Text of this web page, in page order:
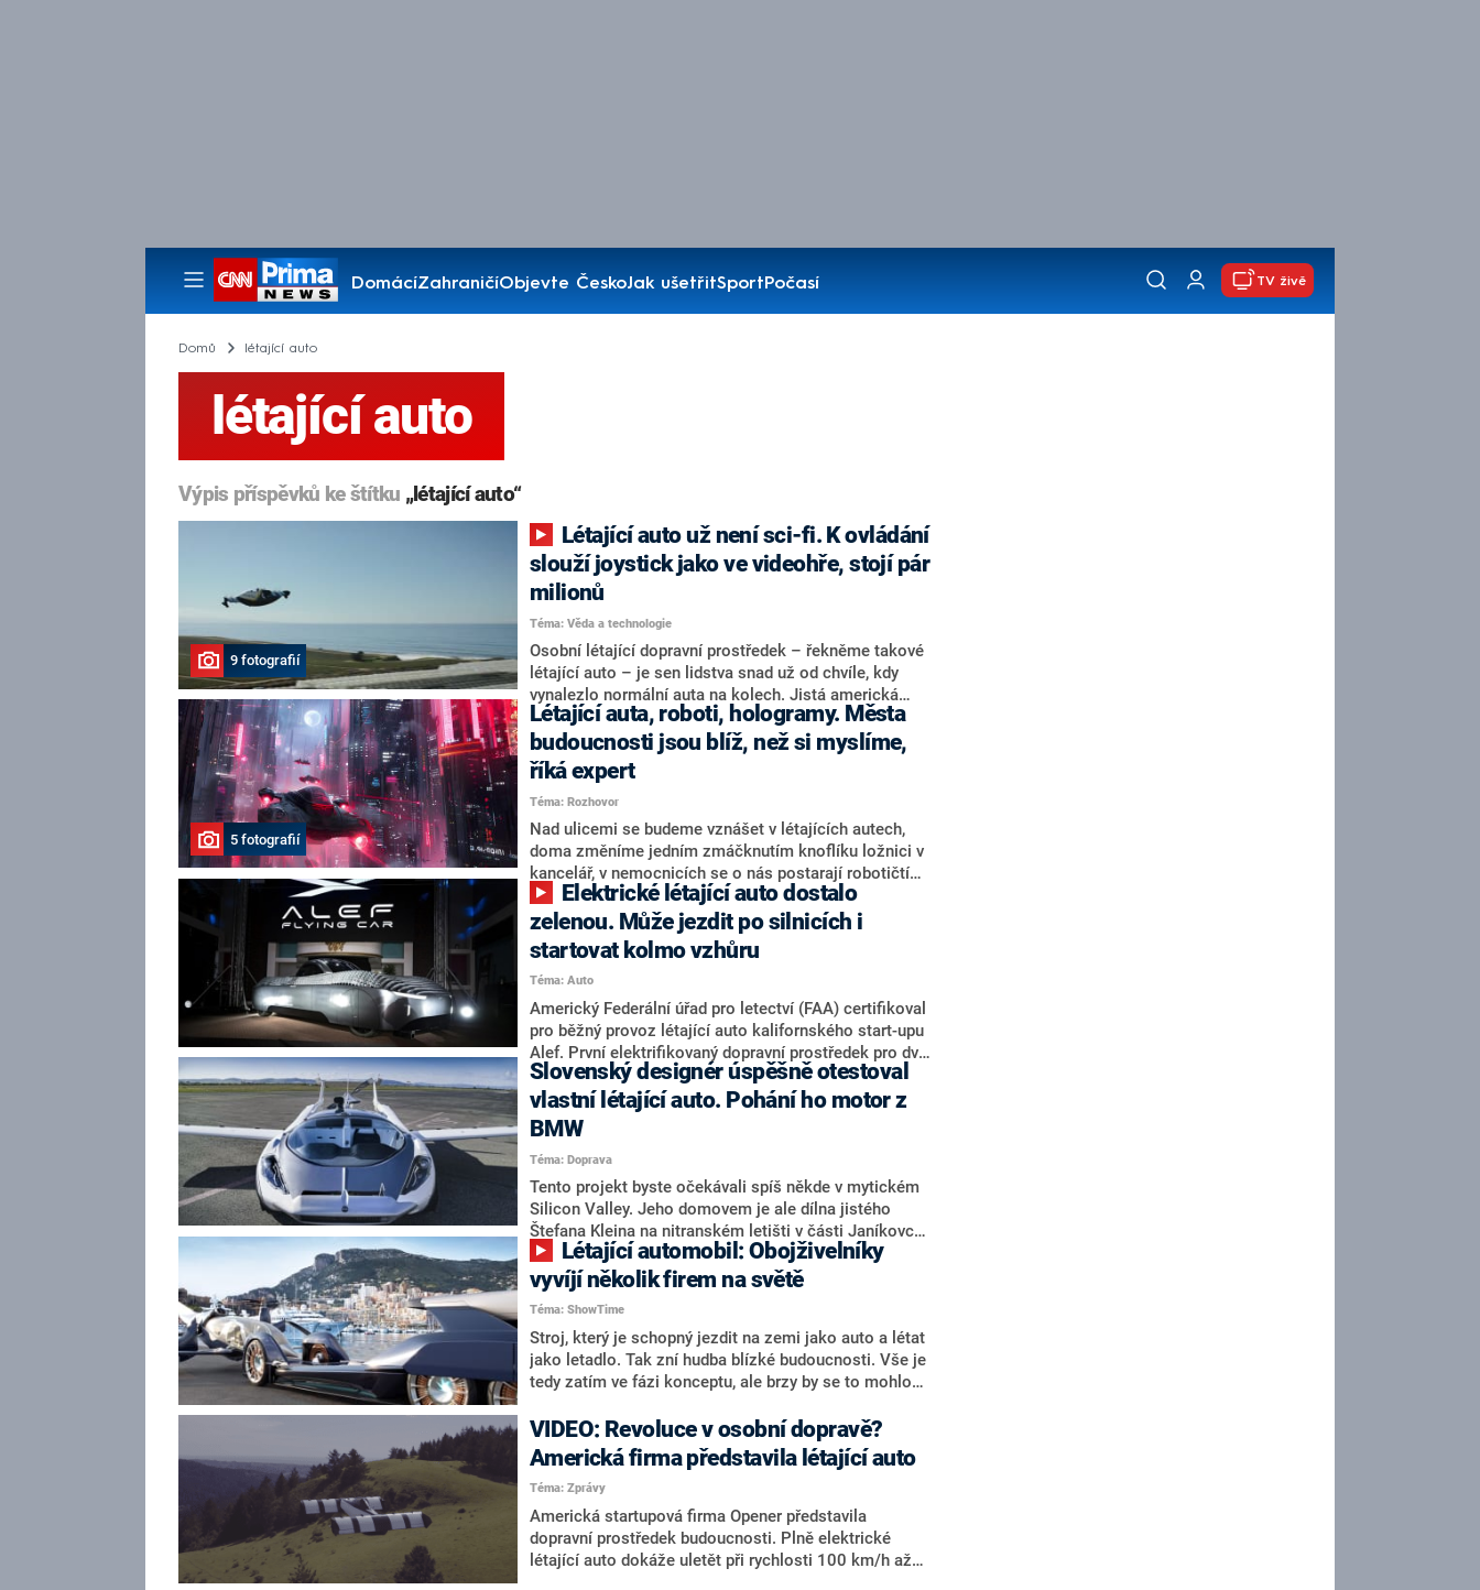
DomácíZahraničíObjevte ČeskoJak ušetřitSportPočasí
Pořady
TV živě
Domů létající auto
létající auto
Výpis příspěvků ke štítku „létající auto“
9 fotografií
slouží joystick jako ve videohře, stojí pár
milionů
Téma: Věda a technologie
Osobní létající dopravní prostředek – řekněme takové
létající auto – je sen lidstva snad už od chvíle, kdy
vynalezlo normální auta na kolech. Jistá americká
firma tvrdí, že už ho má a stále ho zdokonaluje.
Dokonce už ho i prodává. Malým detailem ovšem je,
že stroji chybí kola.
5 fotografií
Létající auta, roboti, hologramy. Města
budoucnosti jsou blíž, než si myslíme,
říká expert
Téma: Rozhovor
Nad ulicemi se budeme vznášet v létajících autech,
doma změníme jedním zmáčknutím knoflíku ložnici v
kancelář, v nemocnicích se o nás postarají robotičtí
lékaři. Tak vypadá život ve městech budoucnosti podle
uznávaného německého futurologa, autora bestsellerů
a influencera Gerda Leonharda. Bývalý poradce
Microsoftu, Googlu nebo Evropské komise byl hostem
pražské konference Together, we shape the future. A v
rozhovoru pro CNN Prima NEWS se rozpovídal o tom,
jak bude vypadat svět, do něhož se chystáme vkročit.
zelenou. Může jezdit po silnicích i
startovat kolmo vzhůru
Téma: Auto
Americký Federální úřad pro letectví (FAA) certifikoval
pro běžný provoz létající auto kalifornského start-upu
Alef. První elektrifikovaný dopravní prostředek pro dva
lidi může létat i jezdit po silnicích. Zajímavé je, že po
vzletu, který může být vertikální jako u vrtulníku, se
Model A položí na bok, čímž získá optimální letové
vlastnosti.
Slovenský designér úspěšně otestoval
vlastní létající auto. Pohání ho motor z
BMW
Téma: Doprava
Tento projekt byste očekávali spíš někde v mytickém
Silicon Valley. Jeho domovem je ale dílna jistého
Štefana Kleina na nitranském letišti v části Janíkovce.
Nedávno létající auto úspěšně absolvovalo první
oficiální zkušební let.
vyvíjí několik firem na světě
Téma: ShowTime
Stroj, který je schopný jezdit na zemi jako auto a létat
jako letadlo. Tak zní hudba blízké budoucnosti. Vše je
tedy zatím ve fázi konceptu, ale brzy by se to mohlo
heliporty.
VIDEO: Revoluce v osobní dopravě?
Americká firma představila létající auto
Téma: Zprávy
Americká startupová firma Opener představila
dopravní prostředek budoucnosti. Plně elektrické
létající auto dokáže uletět při rychlosti 100 km/h až